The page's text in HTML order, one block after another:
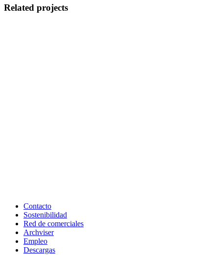
Related projects
Contacto
Sostenibilidad
Red de comerciales
Archviser
Empleo
Descargas